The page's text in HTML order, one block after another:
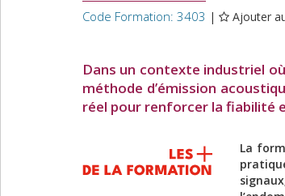
Code Formation: 3403 | Ajouter
Dans un contexte industriel
méthode d’émission
réel pour renforcer la fiabilité
La